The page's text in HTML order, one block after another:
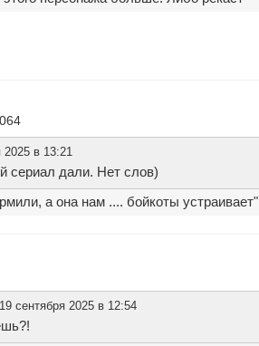
в 13:21
сериал дали. Нет слов)
а она нам .... бойкоты устраивает"
сентября 2025 в 12:54